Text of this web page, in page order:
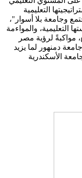
التعليمية
وجامعة بلا أسوار"،
التعليمية، والمواءمة
مواكبةً لرؤية مصر
جامعة دمنهور لما يزيد
الأسكندرية